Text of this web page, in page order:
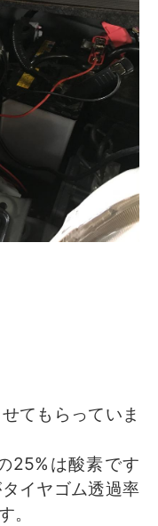
てもらっていま
25%は酸素です
イヤゴム透過率
。